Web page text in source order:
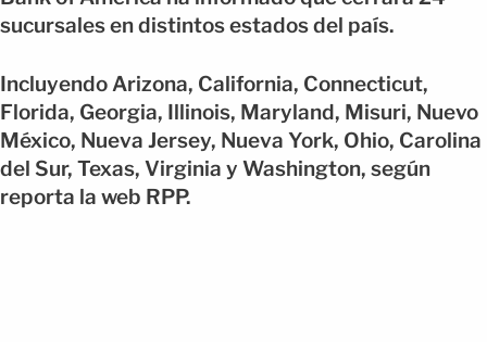
sucursales en distintos estados del país.
Incluyendo Arizona, California, Connecticut,
Florida, Georgia, Illinois, Maryland, Misuri, Nuevo
México, Nueva Jersey, Nueva York, Ohio, Carolina
del Sur, Texas, Virginia y Washington, según
reporta la web RPP.